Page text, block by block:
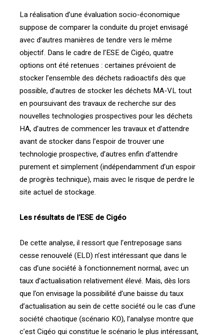
La réalisation d’une évaluation socio-économique
suppose de comparer la conduite du projet envisagé
avec d’autres manières de tendre vers le même
objectif. Dans le cadre de l’ESE de Cigéo, quatre
options ont été retenues : certaines prévoient de
stocker l’ensemble des déchets radioactifs dès que
possible, d’autres de stocker les déchets MA-VL tout
en poursuivant des travaux de recherche sur des
nouvelles technologies prospectives pour les déchets
HA, d’autres de commencer les travaux et d’attendre
avant de stocker dans l’espoir de trouver une
technologie prospective, d’autres enfin d’attendre
purement et simplement (indépendamment d’un espoir
de progrès technique), mais avec le risque de perdre le
site actuel de stockage.
Les résultats de l’ESE de Cigéo
De cette analyse, il ressort que l’entreposage sans
cesse renouvelé (ELD) n’est intéressant que dans le
cas d’une société à fonctionnement normal, avec un
taux d’actualisation relativement élevé. Mais, dès lors
que l’on envisage la possibilité d’une baisse du taux
d’actualisation au sein de cette société ou le cas d’une
société chaotique (scénario KO), l’analyse montre que
c’est Cigéo qui constitue le scénario le plus intéressant,